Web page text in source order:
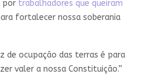
por trabalhadores que queiram
fortalecer nossa soberania
de ocupação das terras é para
valer a nossa Constituição.”